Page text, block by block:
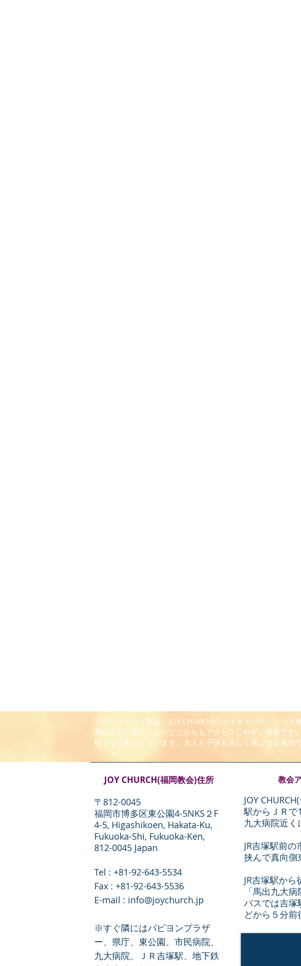
プロテスタント教会、JOY CHURCH(ジョイチャーチ・ジョ
園の入口に面しておりどこからもアクセスしやすい場所です
様々な活動もしています。大人も子供も楽しく過ごせる場所
JOY CHURCH(福岡教会)住所
〒812-0045
福岡市博多区東公園4-5NKS２F
4-5, Higashikoen, Hakata-Ku,
Fukuoka-Shi, Fukuoka-Ken,
812-0045 Japan
Tel : +81-92-643-5534
​Fax : +81-92-643-5536
E-mail : info@joychurch.jp
※すぐ隣にはパピヨンプラザ
ー、県庁、東公園、市民病院、
九大病院、ＪＲ吉塚駅、地下鉄
教会
JOY
駅からＪＲで
九大病院近く
JR吉塚駅前
挟んで真向側
JR吉塚駅か
「馬出九大病
バスでは吉塚
どから５分前